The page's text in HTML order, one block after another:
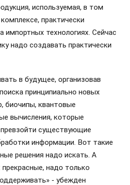
используемая, в том
практически
импортных технологиях. Сейчас
надо создавать практически
в будущее, организовав
принципиально новых
биочипы, квантовые
вычисления, которые
существующие
информации. Вот такие
решения надо искать. А
надо только
- убежден